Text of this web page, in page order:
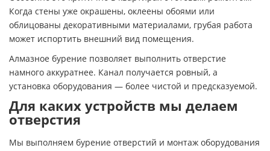
Когда стены уже окрашены, оклеены обоями или
облицованы декоративными материалами, грубая работа
может испортить внешний вид помещения.
Алмазное бурение позволяет выполнить отверстие
намного аккуратнее. Канал получается ровный, а
установка оборудования — более чистой и предсказуемой.
Для каких устройств мы делаем
отверстия
Мы выполняем бурение отверстий и монтаж оборудования